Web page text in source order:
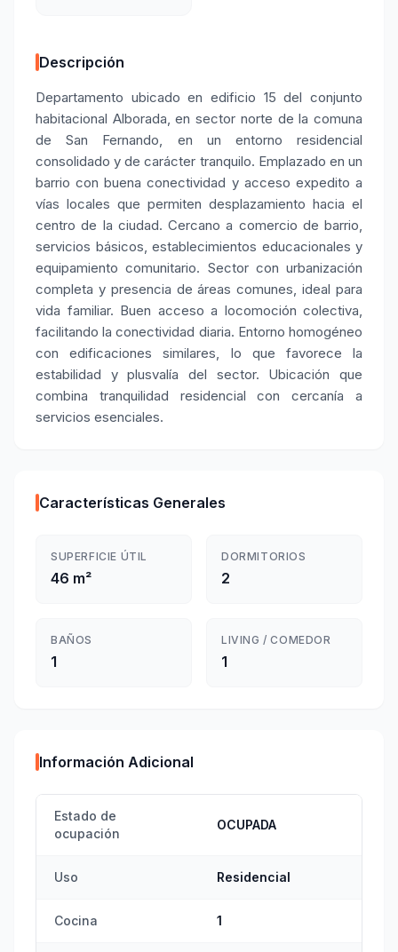
Descripción
Departamento ubicado en edificio 15 del conjunto
habitacional Alborada, en sector norte de la comuna
de San Fernando, en un entorno residencial
consolidado y de carácter tranquilo. Emplazado en un
barrio con buena conectividad y acceso expedito a
vías locales que permiten desplazamiento hacia el
centro de la ciudad. Cercano a comercio de barrio,
servicios básicos, establecimientos educacionales y
equipamiento comunitario. Sector con urbanización
completa y presencia de áreas comunes, ideal para
vida familiar. Buen acceso a locomoción colectiva,
facilitando la conectividad diaria. Entorno homogéneo
con edificaciones similares, lo que favorece la
estabilidad y plusvalía del sector. Ubicación que
combina tranquilidad residencial con cercanía a
servicios esenciales.
Características Generales
SUPERFICIE ÚTIL
46 m²
DORMITORIOS
2
BAÑOS
1
LIVING / COMEDOR
1
Información Adicional
Estado de
ocupación
OCUPADA
Uso Residencial
Cocina 1